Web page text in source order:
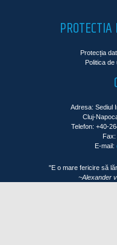
Protecția
Politica
Adresa: Sediul
Cluj-
Telefon: +40-
E-mail:
"E o mare fericire să
~Alexander